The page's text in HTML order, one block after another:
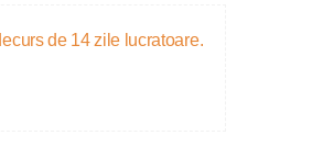
de 14 zile lucratoare.